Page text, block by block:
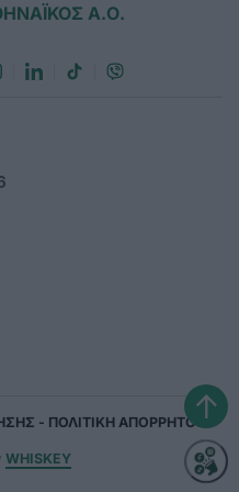
Α.Ο.
- ΠΟΛΙΤΙΚΗ ΑΠΟΡΡΗΤΟΥ
WHISKEY
↑